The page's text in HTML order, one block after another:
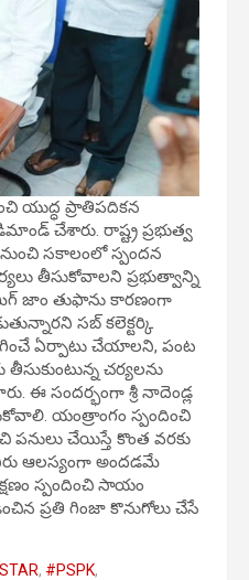
యుద్ధ ప్రాతిపదికన
చేశారు. రాష్ట్ర ప్రభుత్వ
నుంచి సకాలంలో స్పందన
తీసుకోవాలని ప్రభుత్వాన్ని
జాం తుఫాను కారణంగా
సబ్ కలెక్టర్కి
ఏర్పాటు చేయాలని, పంట
చర్యలను
ఈ సందర్భంగా శ్రీ నాదెండ్ల
యంత్రాంగం స్పందించి
చేయిస్తే కొంత వరకు
ఆలస్యంగా అందడమే
స్పందించి సాయం
ప్రతి గింజా కొనుగోలు చేసే
, #PSPK,